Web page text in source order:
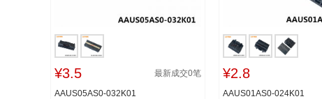
¥3.5 最新成交0笔
AAUS05AS0-032K01
¥2.8
AAUS01AS0-024K01